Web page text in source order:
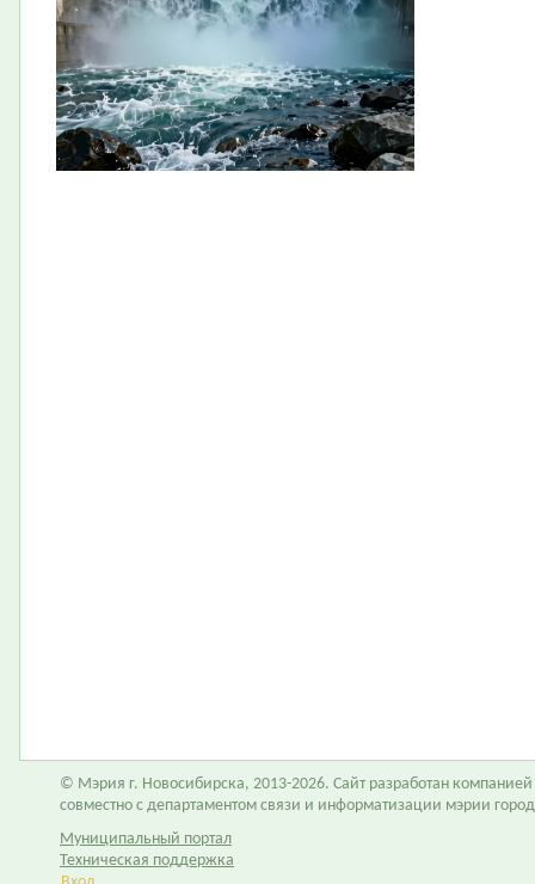
© Мэрия г. Новосибирска, 2013-2026. Сайт разработан компанией
совместно с департаментом связи и информатизации мэрии
Муниципальный портал
Техническая поддержка